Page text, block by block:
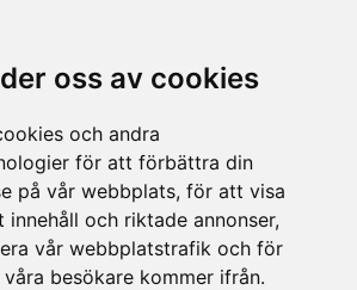
oss av cookies
och andra
för att förbättra din
på vår webbplats, för att visa
och riktade annonser,
vår webbplatstrafik och för
besökare kommer ifrån.